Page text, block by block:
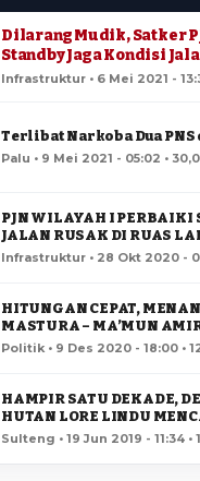
Dilarang Mudik, Satker
Standby Jaga Kondisi
Infrastruktur • 6 Mei 2021 -
Terlibat Narkoba Dua PNS
Palu • 9 Mei 2021 - 05:02 •
PJN WILAYAH I PERBAIKI
JALAN RUSAK DI RUAS
Infrastruktur • 28 Okt 2020 -
HITUNGAN CEPAT,
MASTURA – MA’MUN
SULTENG
Politik • 9 Des 2020 - 18:00 •
HAMPIR SATU DEKADE,
HUTAN LORE LINDU
HEKTAR
Sulteng • 19 Jun 2019 - 11:34